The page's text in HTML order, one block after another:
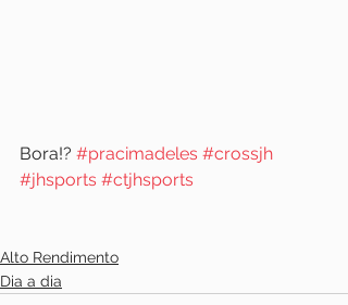
Bora!? #pracimadeles #crossjh
#jhsports #ctjhsports
Alto Rendimento
Dia a dia